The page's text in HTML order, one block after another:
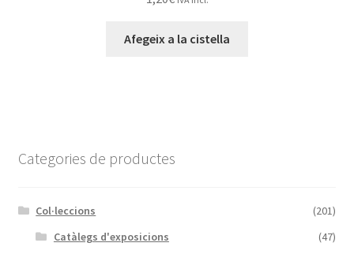
Afegeix a la cistella
Categories de productes
Col·leccions
(201)
Catàlegs d'exposicions
(47)